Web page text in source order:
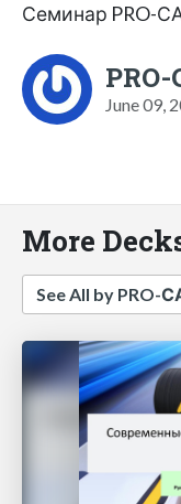
Семинар PRO-
June 09,
More
See All by PRO-